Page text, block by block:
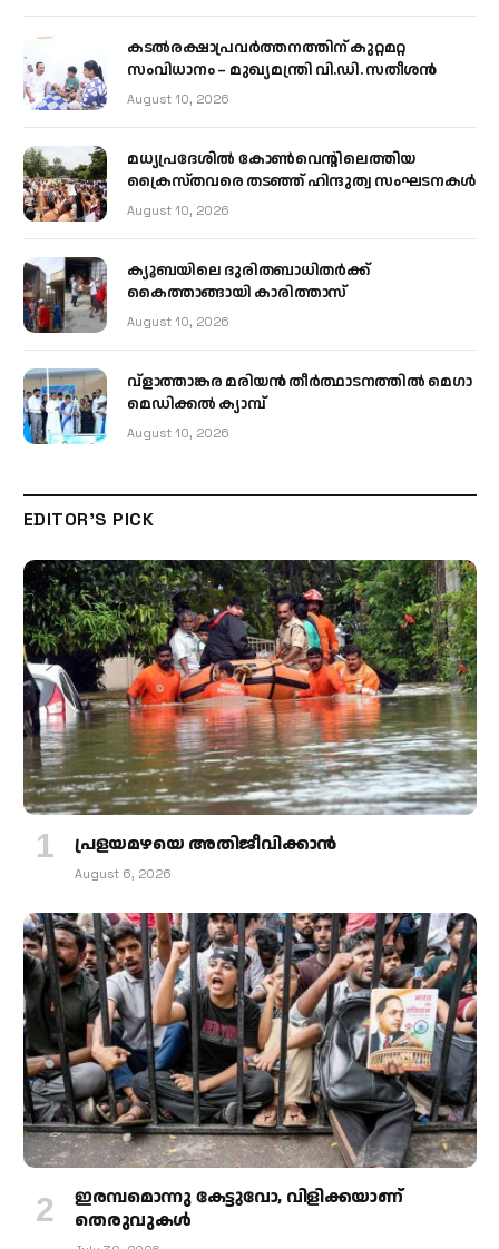
കടല്‍രക്ഷാപ്രവര്‍ത്തനത്തിന് കുറ്റമറ്റ
സംവിധാനം – മുഖ്യമന്ത്രി വി.ഡി. സതീശന്‍
August 10, 2026
മധ്യപ്രദേശിൽ കോൺവെന്റിലെത്തിയ
ക്രൈസ്തവരെ തടഞ്ഞ് ഹിന്ദുത്വ സംഘടനകൾ
August 10, 2026
ക്യൂബയിലെ ദുരിതബാധിതർക്ക്
കൈത്താങ്ങായി കാരിത്താസ്
August 10, 2026
വ്ളാത്താങ്കര മരിയൻ തീർത്ഥാടനത്തിൽ മെഗാ
മെഡിക്കൽ ക്യാമ്പ്
August 10, 2026
EDITOR'S PICK
പ്രളയമഴയെ അതിജീവിക്കാന്‍
August 6, 2026
ഇരമ്പമൊന്നു കേട്ടുവോ, വിളിക്കയാണ്
തെരുവുകള്‍